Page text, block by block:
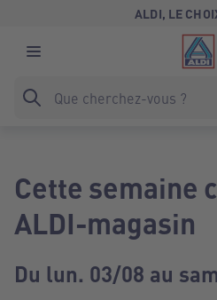
ALDI, LE
Cette semaine
ALDI-magasin
Du lun. 03/08 au